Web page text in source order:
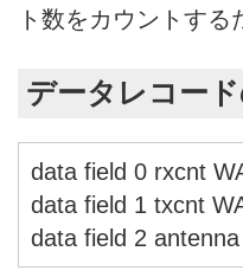
ト数をカウントする
データレコー
data field 0 rxcnt
data field 1 txcnt
data field 2